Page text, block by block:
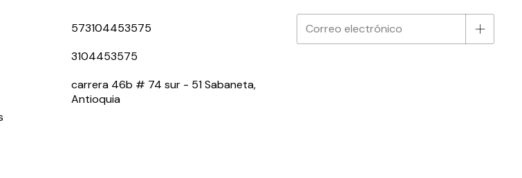
573104453575
3104453575
carrera 46b # 74 sur - 51 Sabaneta,
Antioquia